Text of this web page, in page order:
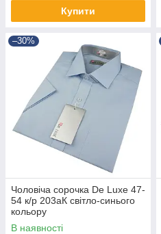
Купити
–30%
Чоловіча сорочка De Luxe 47-
54 к/р 203аК світло-синього
кольору
В наявності